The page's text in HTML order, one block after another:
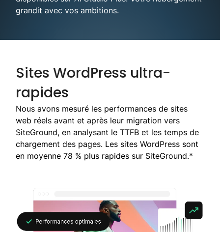
grandit avec vos ambitions.
Sites WordPress ultra-
rapides
Nous avons mesuré les performances de sites
web réels avant et après leur migration vers
SiteGround, en analysant le TTFB et les temps de
chargement des pages. Les sites WordPress sont
en moyenne 78 % plus rapides sur SiteGround.*